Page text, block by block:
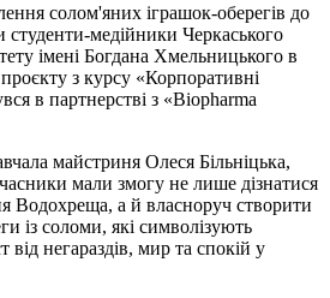
солом'яних іграшок-оберегів до
студенти-медійники Черкаського
імені Богдана Хмельницького в
з курсу «Корпоративні
в партнерстві з «Biopharma
майстриня Олеся Більніцька,
мали змогу не лише дізнатися
Водохреща, а й власноруч створити
із соломи, які символізують
від негараздів, мир та спокій у